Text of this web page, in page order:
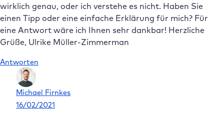
wirklich genau, oder ich verstehe es nicht. Haben Sie
einen Tipp oder eine einfache Erklärung für mich? Für
eine Antwort wäre ich Ihnen sehr dankbar! Herzliche
Grüße, Ulrike Müller-Zimmerman
Antworten
Michael Firnkes
16/02/2021